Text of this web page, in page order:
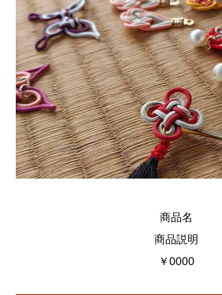
商品名
商品説明
￥0000